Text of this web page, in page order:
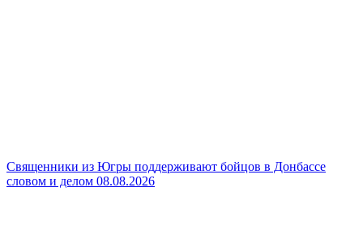
Священники из Югры поддерживают бойцов в Донбассе
словом и делом 08.08.2026